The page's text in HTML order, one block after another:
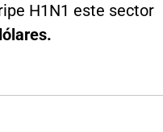
H1N1 este sector